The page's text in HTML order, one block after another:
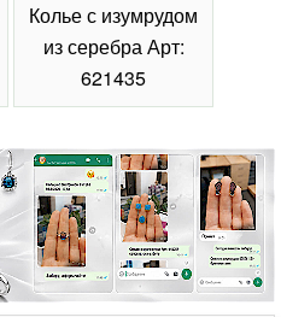
Колье с изумрудом
из серебра Арт:
621435